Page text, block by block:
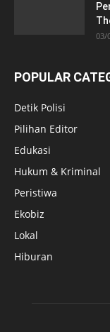
03/
POPULAR
Detik Polisi
Pilihan Editor
Edukasi
Hukum & Kriminal
Peristiwa
Ekobiz
Lokal
Hiburan